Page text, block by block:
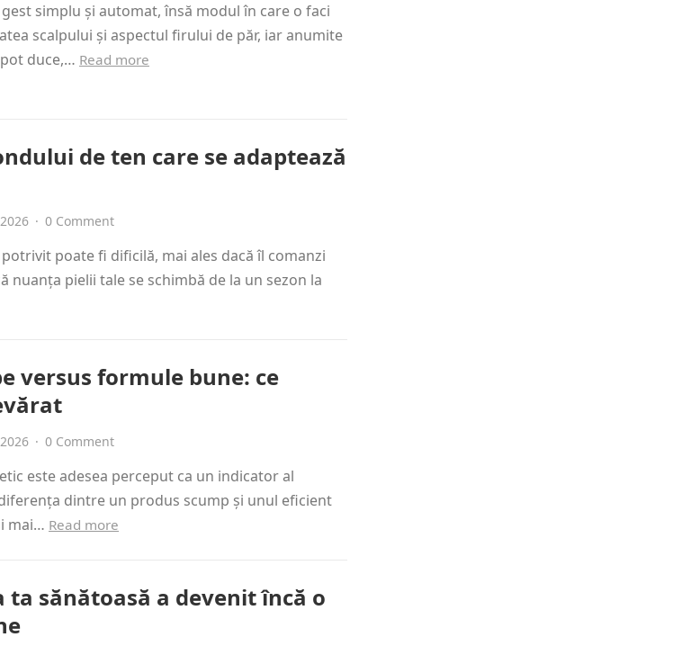
simplu și automat, însă modul în care o faci
scalpului și aspectul firului de păr, iar anumite
duce,… Read more
de ten care se adaptează
· 0 Comment
poate fi dificilă, mai ales dacă îl comanzi
nuanța pielii tale se schimbă de la un sezon la
versus formule bune: ce
· 0 Comment
este adesea perceput ca un indicator al
dintre un produs scump și unul eficient
mai… Read more
ta sănătoasă a devenit încă o